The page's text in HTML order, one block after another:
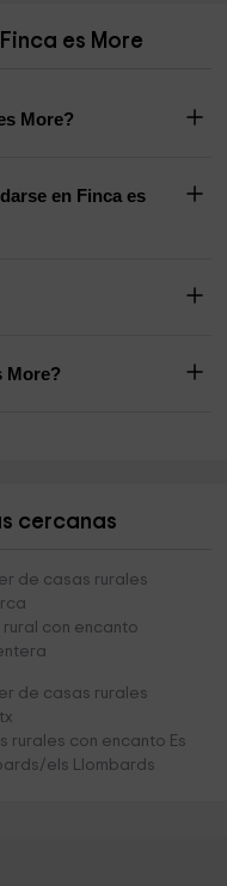
es More
More?
en Finca es
More?
cercanas
de casas rurales
rural con encanto
de casas rurales
rurales con encanto Es
els Llombards